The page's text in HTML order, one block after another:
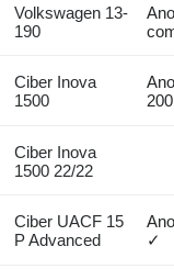
Volkswagen 13-
190
Ciber Inova
1500
Ciber Inova
1500 22/22
Ciber UACF 15
P Advanced
✓